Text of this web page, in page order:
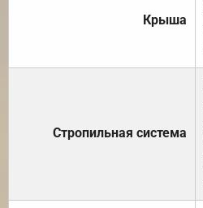
Крыша
Стропильная система